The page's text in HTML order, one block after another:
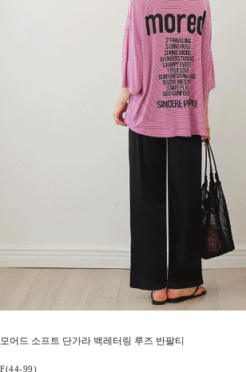
모어드 소프트 단가라 백레터링 루즈 반팔티
F(44-99)